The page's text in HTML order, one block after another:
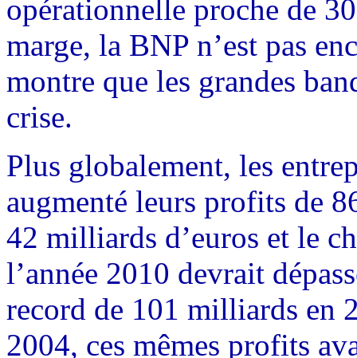
opérationnelle proche de
marge, la BNP n’est pas
montre que les grandes
crise.
Plus globalement, les
augmenté leurs profits de
42 milliards d’euros et le
l’année 2010 devrait
record de 101 milliards en
2004, ces mêmes profits